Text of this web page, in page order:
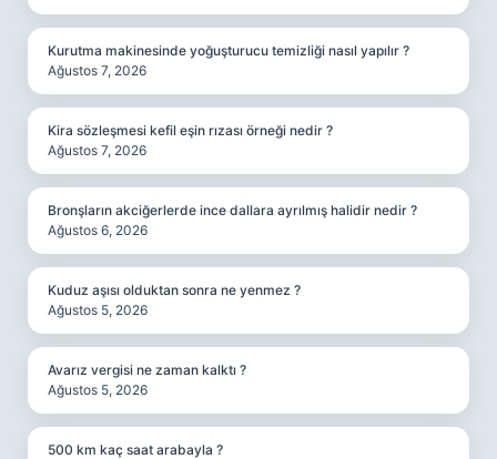
Kurutma makinesinde yoğuşturucu temizliği nasıl yapılır ?
Ağustos 7, 2026
Kira sözleşmesi kefil eşin rızası örneği nedir ?
Ağustos 7, 2026
Bronşların akciğerlerde ince dallara ayrılmış halidir nedir ?
Ağustos 6, 2026
Kuduz aşısı olduktan sonra ne yenmez ?
Ağustos 5, 2026
Avarız vergisi ne zaman kalktı ?
Ağustos 5, 2026
500 km kaç saat arabayla ?